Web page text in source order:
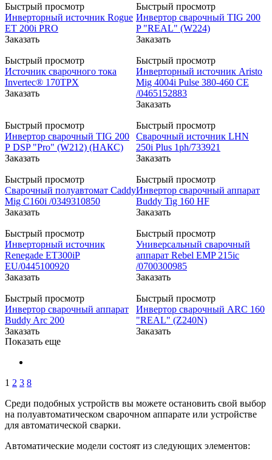
Быстрый просмотр
Инверторный источник Rogue
ET 200i PRO
Заказать
Быстрый просмотр
Инвертор сварочный TIG 200
P "REAL" (W224)
Заказать
Быстрый просмотр
Источник сварочного тока
Invertec® 170TPX
Заказать
Быстрый просмотр
Инверторный источник Aristo
Mig 4004i Pulse 380-460 CE
/0465152883
Заказать
Быстрый просмотр
Инвертор сварочный TIG 200
Р DSP "Pro" (W212) (НАКС)
Заказать
Быстрый просмотр
Сварочный источник LHN
250i Plus 1ph/733921
Заказать
Быстрый просмотр
Сварочный полуавтомат Caddy
Mig C160i /0349310850
Заказать
Быстрый просмотр
Инвертор сварочный аппарат
Buddy Tig 160 HF
Заказать
Быстрый просмотр
Инверторный источник
Renegade ET300iP
EU/0445100920
Заказать
Быстрый просмотр
Универсальный сварочный
аппарат Rebel EMP 215ic
/0700300985
Заказать
Быстрый просмотр
Инвертор сварочный аппарат
Buddy Arc 200
Заказать
Быстрый просмотр
Инвертор сварочный ARC 160
"REAL" (Z240N)
Заказать
Показать еще
1 2 3 8
Среди подобных устройств вы можете остановить свой выбор
на полуавтоматическом сварочном аппарате или устройстве
для автоматической сварки.
Автоматические модели состоят из следующих элементов: